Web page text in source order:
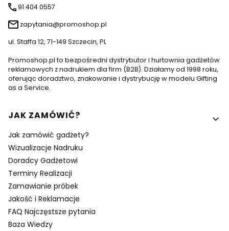
91 404 0557
zapytania@promoshop.pl
ul. Staffa 12, 71-149 Szczecin, PL
Promoshop.pl to bezpośredni dystrybutor i hurtownia gadżetów
reklamowych z nadrukiem dla firm (B2B). Działamy od 1998 roku,
oferując doradztwo, znakowanie i dystrybucję w modelu Gifting
as a Service.
Linki w stopce
JAK ZAMÓWIĆ?
Jak zamówić gadżety?
Wizualizacje Nadruku
Doradcy Gadżetowi
Terminy Realizacji
Zamawianie próbek
Jakość i Reklamacje
FAQ Najczęstsze pytania
Baza Wiedzy